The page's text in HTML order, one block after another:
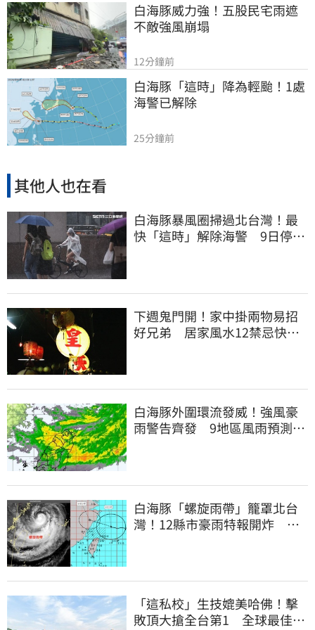
白海豚威力強！五股民宅雨遮
不敵強風崩塌
12分鐘前
白海豚「這時」降為輕颱！1處
海警已解除
25分鐘前
其他人也在看
白海豚暴風圈掃過北台灣！最
快「這時」解除海警 9日停班
下週鬼門開！家中掛兩物易招
好兄弟 居家風水12禁忌快檢
白海豚外圍環流發威！強風豪
雨警告齊發 9地區風雨預測達
白海豚「螺旋雨帶」籠罩北台
灣！12縣市豪雨特報開炸 估
「這私校」生技媲美哈佛！擊
敗頂大搶全台第1 全球最佳大